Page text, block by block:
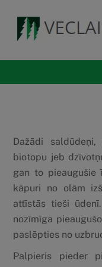
content
Dažādi
biotopu jeb
gan to pieaugušie
kāpuri no olām
attīstās tieši
nozīmīga
paslēpties no
Palpieris pieder